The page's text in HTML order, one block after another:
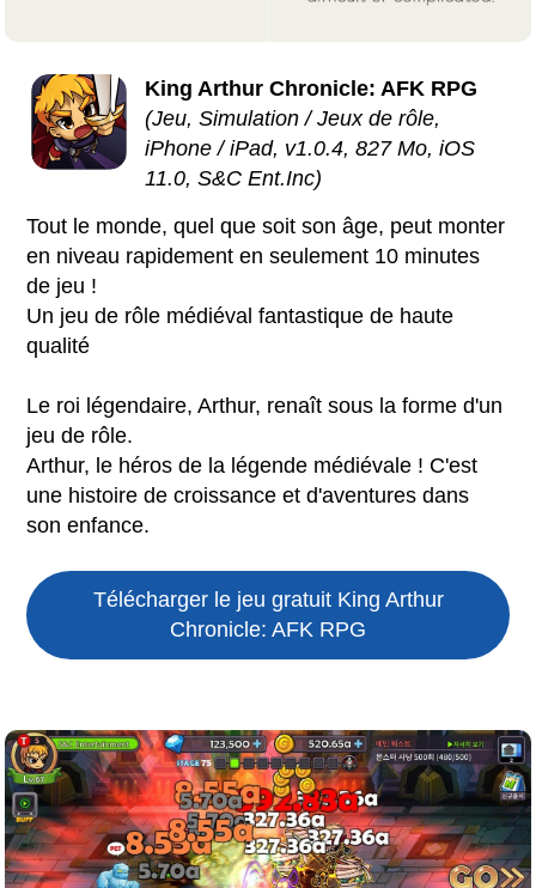
King Arthur Chronicle: AFK RPG
(Jeu, Simulation / Jeux de rôle,
iPhone / iPad, v1.0.4, 827 Mo, iOS
11.0, S&C Ent.Inc)
Tout le monde, quel que soit son âge, peut monter
en niveau rapidement en seulement 10 minutes
de jeu !
Un jeu de rôle médiéval fantastique de haute
qualité
Le roi légendaire, Arthur, renaît sous la forme d'un
jeu de rôle.
Arthur, le héros de la légende médiévale ! C'est
une histoire de croissance et d'aventures dans
son enfance.
Télécharger le jeu gratuit King Arthur
Chronicle: AFK RPG